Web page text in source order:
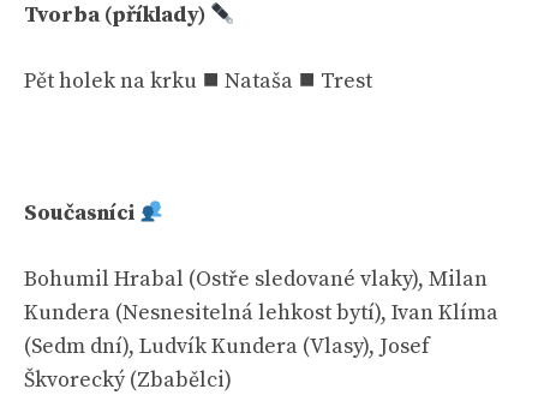
Tvorba (příklady)
Pět holek na krku ⯀ Nataša ⯀ Trest
Současníci
Bohumil Hrabal (Ostře sledované vlaky), Milan
Kundera (Nesnesitelná lehkost bytí), Ivan Klíma
(Sedm dní), Ludvík Kundera (Vlasy), Josef
Škvorecký (Zbabělci)